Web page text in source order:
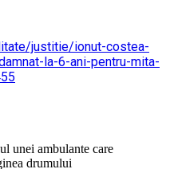
justitie/ionut-costea-
la-6-ani-pentru-mita-